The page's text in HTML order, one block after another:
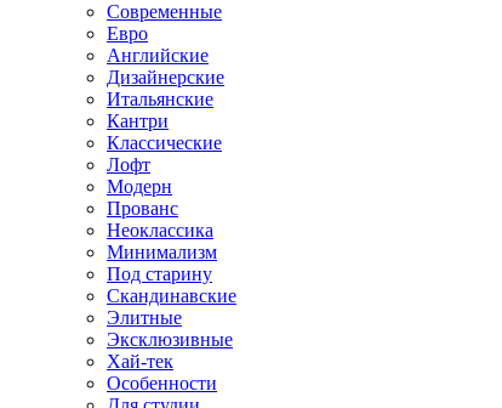
Современные
Евро
Английские
Дизайнерские
Итальянские
Кантри
Классические
Лофт
Модерн
Прованс
Неоклассика
Минимализм
Под старину
Скандинавские
Элитные
Эксклюзивные
Хай-тек
Особенности